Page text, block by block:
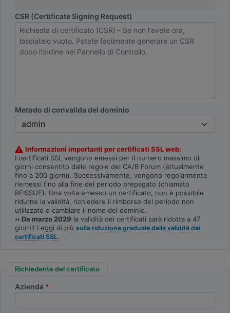
CSR (Certificate Signing Request)
Metodo di convalida del dominio
Informazioni importanti per certificati SSL web:
I certificati SSL vengono emessi per il numero massimo di
giorni consentito dalle regole del CA/B Forum (attualmente
fino a 200 giorni). Successivamente, vengono regolarmente
riemessi fino alla fine del periodo prepagato (chiamato
REISSUE). Una volta emesso un certificato, non è possibile
ridurne la validità, richiedere il rimborso del periodo non
utilizzato o cambiare il nome del dominio.
›› Da marzo 2029 la validità dei certificati sarà ridotta a 47
giorni! Leggi di più sulla riduzione graduale della validità dei
certificati SSL.
Richiedente del certificato
Azienda